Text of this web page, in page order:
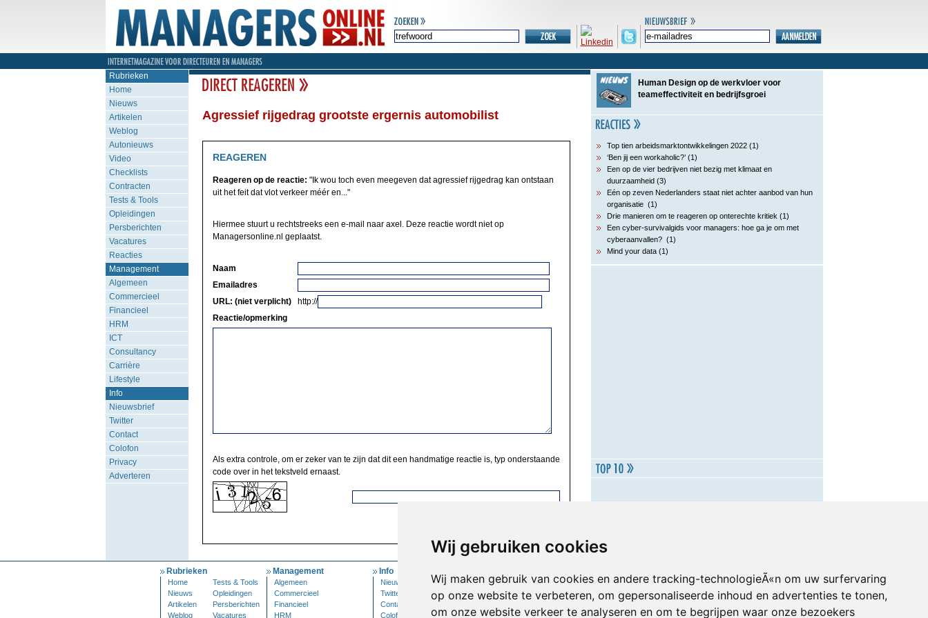
Wij gebruiken cookies
Wij maken gebruik van cookies en andere tracking-technologieÃ«n om uw surfervaring
op onze website te verbeteren, om gepersonaliseerde inhoud en advertenties te tonen,
om onze website verkeer te analyseren en om te begrijpen waar onze bezoekers
Rubrieken
Home
Nieuws
Artikelen
Weblog
Autonieuws
Video
Checklists
Contracten
Tests & Tools
Opleidingen
Persberichten
Vacatures
Reacties
Management
Algemeen
Commercieel
Financieel
HRM
ICT
Consultancy
Carrière
Lifestyle
Info
Nieuwsbrief
Twitter
Contact
Colofon
Privacy
Adverteren
Agressief rijgedrag grootste ergernis automobilist
REAGEREN
Reageren op de reactie: "Ik wou toch even meegeven dat agressief rijgedrag kan ontstaan
uit het feit dat vlot verkeer méér en..."
Hiermee stuurt u rechtstreeks een e-mail naar axel. Deze reactie wordt niet op
Managersonline.nl geplaatst.
Naam
Emailadres
URL: (niet verplicht)
http://
Reactie/opmerking
Als extra controle, om er zeker van te zijn dat dit een handmatige reactie is, typ onderstaande
code over in het tekstveld ernaast.
Human Design op de werkvloer voor
teameffectiviteit en bedrijfsgroei
Top tien arbeidsmarktontwikkelingen 2022 (1)
‘Ben jij een workaholic?’ (1)
Een op de vier bedrijven niet bezig met klimaat en
duurzaamheid (3)
Eén op zeven Nederlanders staat niet achter aanbod van hun
organisatie (1)
Drie manieren om te reageren op onterechte kritiek (1)
Een cyber-survivalgids voor managers: hoe ga je om met
cyberaanvallen? (1)
Mind your data (1)
Rubrieken
Home
Tests & Tools
Nieuws
Opleidingen
Artikelen
Persberichten
Weblog
Vacatures
Management
Algemeen
Commercieel
Financieel
HRM
Info
Nieuwsbrief
Twitter
Contact
Colofon
Inloggen